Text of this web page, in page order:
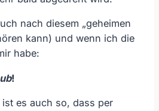
nach diesem „geheimen
kann) und wenn ich die
habe:
!
es auch so, dass per